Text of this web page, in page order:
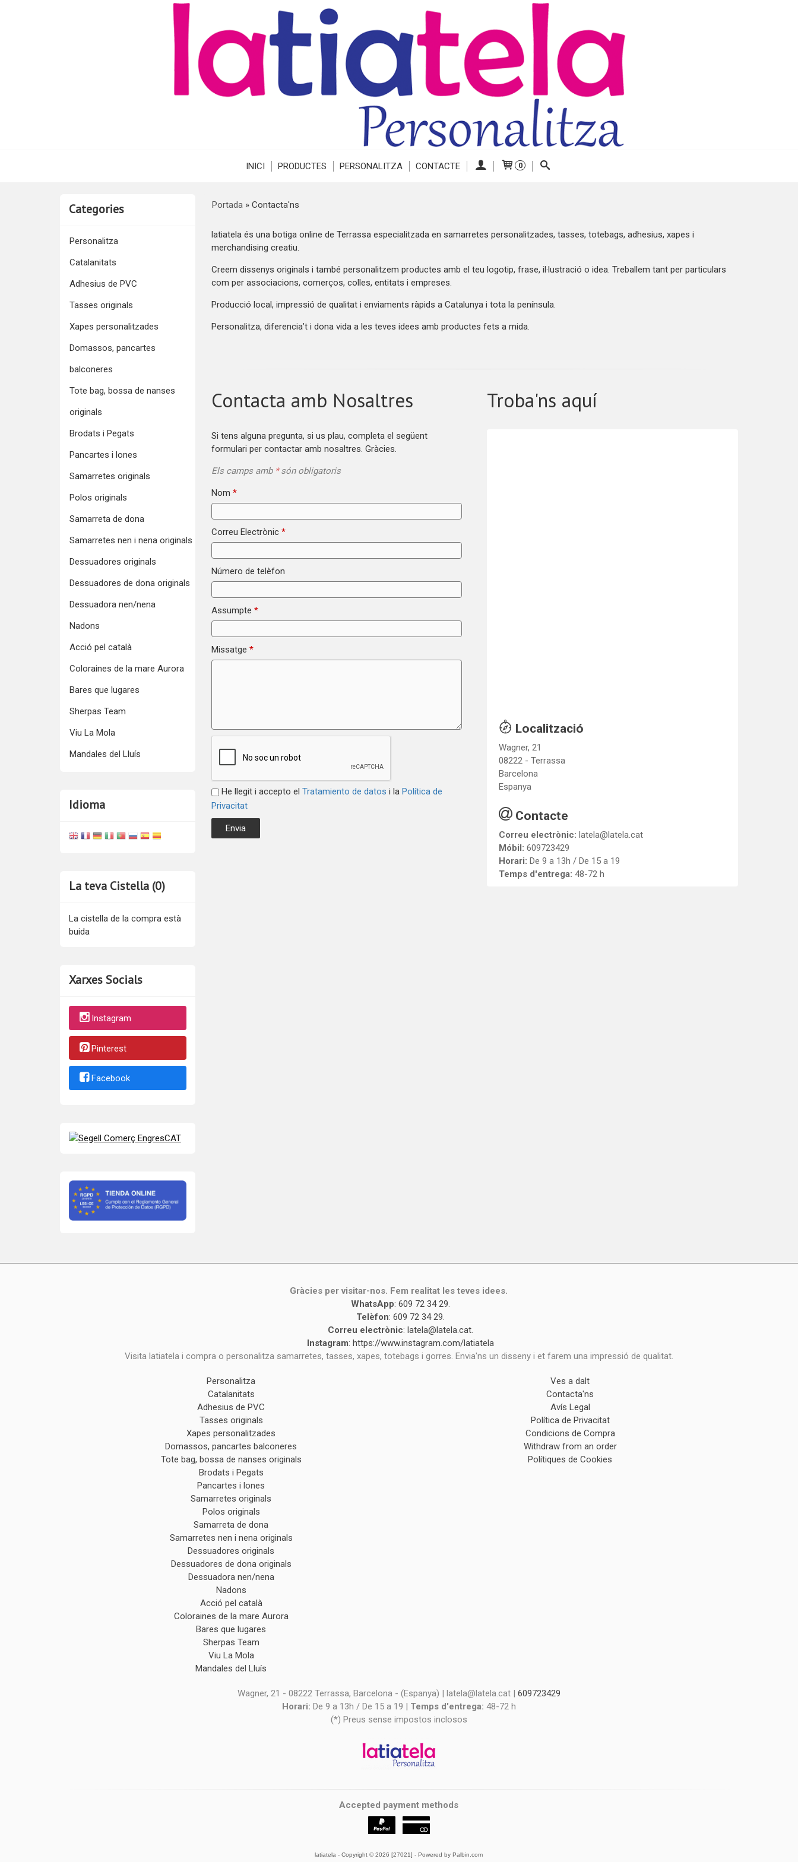
INICI PRODUCTES PERSONALITZA CONTACTE 0
Categories
Personalitza
Catalanitats
Adhesius de PVC
Tasses originals
Xapes personalitzades
Domassos, pancartes
balconeres
Tote bag, bossa de nanses
originals
Brodats i Pegats
Pancartes i lones
Samarretes originals
Polos originals
Samarreta de dona
Samarretes nen i nena originals
Dessuadores originals
Dessuadores de dona originals
Dessuadora nen/nena
Nadons
Acció pel català
Coloraines de la mare Aurora
Bares que lugares
Sherpas Team
Viu La Mola
Mandales del Lluís
Idioma
La teva Cistella (0)
La cistella de la compra està
buida
Xarxes Socials
Instagram
Pinterest
Facebook
Portada» Contacta'ns
latiatela és una botiga online de Terrassa especialitzada en samarretes personalitzades, tasses, totebags, adhesius, xapes i
merchandising creatiu.
Creem dissenys originals i també personalitzem productes amb el teu logotip, frase, il·lustració o idea. Treballem tant per particulars
com per associacions, comerços, colles, entitats i empreses.
Producció local, impressió de qualitat i enviaments ràpids a Catalunya i tota la península.
Personalitza, diferencia’t i dona vida a les teves idees amb productes fets a mida.
Contacta amb Nosaltres
Si tens alguna pregunta, si us plau, completa el següent
formulari per contactar amb nosaltres. Gràcies.
Els camps amb *són obligatoris
Nom *
Correu Electrònic *
Número de telèfon
Assumpte *
Missatge *
He llegit i accepto el Tratamiento de datos i la Política de
Privacitat
Troba'ns aquí
Localització
Wagner, 21
08222 - Terrassa
Barcelona
Espanya
Contacte
Correu electrònic: latela@latela.cat
Móbil: 609723429
Horari: De 9 a 13h / De 15 a 19
Temps d'entrega: 48-72 h
Gràcies per visitar-nos. Fem realitat les teves idees.
WhatsApp:609 72 34 29.
Telèfon:609 72 34 29.
Correu electrònic:latela@latela.cat.
Instagram:https://www.instagram.com/latiatela
Visita latiatela i compra o personalitza samarretes, tasses, xapes, totebags i gorres. Envia'ns un disseny i et farem una impressió de qualitat.
Personalitza
Catalanitats
Adhesius de PVC
Tasses originals
Xapes personalitzades
Domassos, pancartes balconeres
Tote bag, bossa de nanses originals
Brodats i Pegats
Pancartes i lones
Samarretes originals
Polos originals
Samarreta de dona
Samarretes nen i nena originals
Dessuadores originals
Dessuadores de dona originals
Dessuadora nen/nena
Nadons
Acció pel català
Coloraines de la mare Aurora
Bares que lugares
Sherpas Team
Viu La Mola
Mandales del Lluís
Ves a dalt
Contacta'ns
Avís Legal
Política de Privacitat
Condicions de Compra
Withdraw from an order
Polítiques de Cookies
Wagner, 21 - 08222 Terrassa, Barcelona - (Espanya) | latela@latela.cat | 609723429
Horari: De 9 a 13h / De 15 a 19 | Temps d'entrega: 48-72 h
(*) Preus sense impostos inclosos
Accepted payment methods
latiatela - Copyright © 2026 [27021] - Powered by Palbin.com